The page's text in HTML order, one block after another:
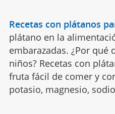
Recetas con plátanos
plátano en la
embarazadas. ¿Por
niños? Recetas con
fruta fácil de comer y
potasio, magnesio,